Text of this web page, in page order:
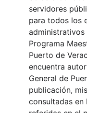
servidores
para todos los
administrativos
Programa
Puerto de
encuentra
General de
publicación,
consultadas en